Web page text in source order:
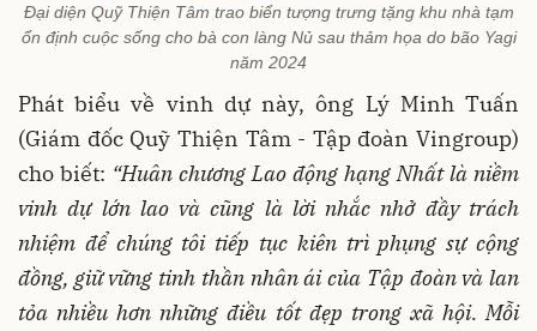
Đại diện Quỹ Thiện Tâm trao biển tượng trưng tặng khu nhà tạm
ổn định cuộc sống cho bà con làng Nủ sau thảm họa do bão Yagi
năm 2024
Phát biểu về vinh dự này, ông Lý Minh Tuấn
(Giám đốc Quỹ Thiện Tâm - Tập đoàn Vingroup)
cho biết: “Huân chương Lao động hạng Nhất là niềm
vinh dự lớn lao và cũng là lời nhắc nhở đầy trách
nhiệm để chúng tôi tiếp tục kiên trì phụng sự cộng
đồng, giữ vững tinh thần nhân ái của Tập đoàn và lan
tỏa nhiều hơn những điều tốt đẹp trong xã hội. Mỗi